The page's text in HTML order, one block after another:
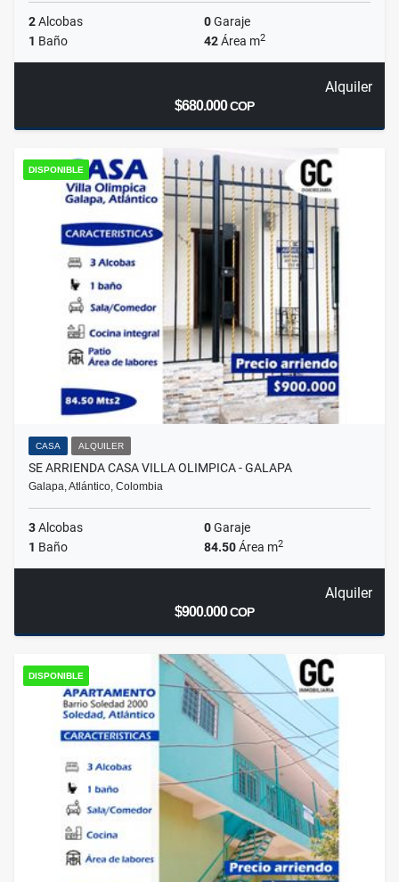
2Alcobas 0Garaje
1 Baño 42Área m2
Alquiler
$680.000COP
DISPONIBLE
CASA ALQUILER
SE ARRIENDA CASA VILLA OLIMPICA - GALAPA
Galapa, Atlántico, Colombia
3Alcobas 0Garaje
1 Baño 84.50Área m2
Alquiler
$900.000COP
DISPONIBLE